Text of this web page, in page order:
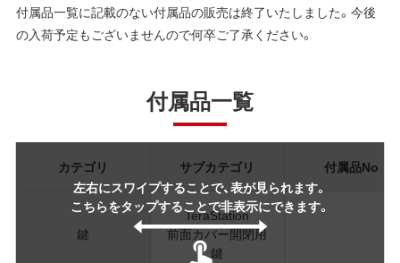
付属品一覧に記載のない付属品の販売は終了いたしました。今後
の入荷予定もございませんので何卒ご了承ください。
付属品一覧
左右にスワイプすることで、表が見られます。
こちらをタップすることで非表示にできます。
カテゴリ サブカテゴリ 付属品No
鍵
TeraStation
前面カバー開閉用
鍵